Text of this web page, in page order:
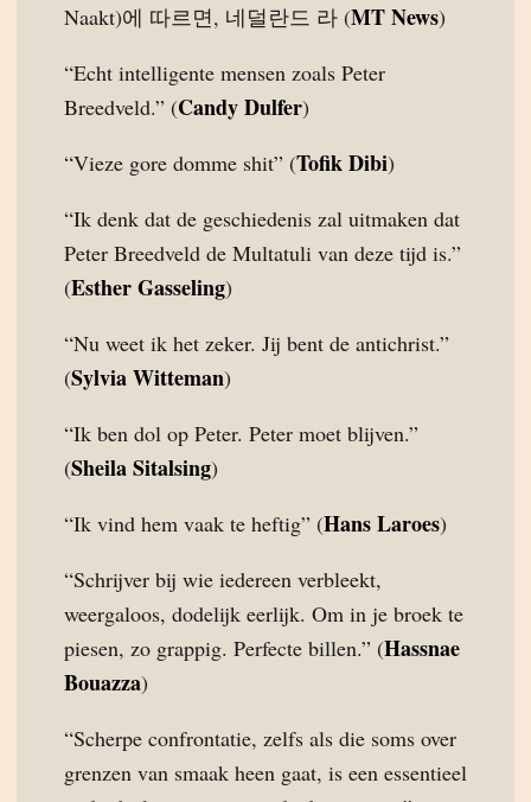
Naakt)에 따르면, 네덜란드 라 (MT News)
“Echt intelligente mensen zoals Peter
Breedveld.” (Candy Dulfer)
“Vieze gore domme shit” (Tofik Dibi)
“Ik denk dat de geschiedenis zal uitmaken dat
Peter Breedveld de Multatuli van deze tijd is.”
(Esther Gasseling)
“Nu weet ik het zeker. Jij bent de antichrist.”
(Sylvia Witteman)
“Ik ben dol op Peter. Peter moet blijven.”
(Sheila Sitalsing)
“Ik vind hem vaak te heftig” (Hans Laroes)
“Schrijver bij wie iedereen verbleekt,
weergaloos, dodelijk eerlijk. Om in je broek te
piesen, zo grappig. Perfecte billen.” (Hassnae
Bouazza)
“Scherpe confrontatie, zelfs als die soms over
grenzen van smaak heen gaat, is een essentieel